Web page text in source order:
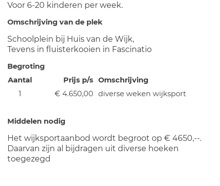
Voor 6-20 kinderen per week.
Omschrijving van de plek
Schoolplein bij Huis van de Wijk,
Tevens in fluisterkooien in Fascinatio
Begroting
Aantal
Prijs p/s Omschrijving
1
€ 4.650,00 diverse weken wijksport
Middelen nodig
Het wijksportaanbod wordt begroot op € 4650,--.
Daarvan zijn al bijdragen uit diverse hoeken
toegezegd